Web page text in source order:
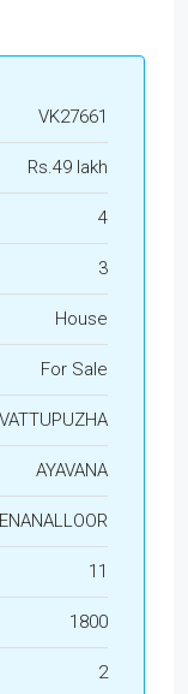
VK27661
Rs.49 lakh
4
3
House
For Sale
AYAVANA
ENANALLOOR
11
1800
2